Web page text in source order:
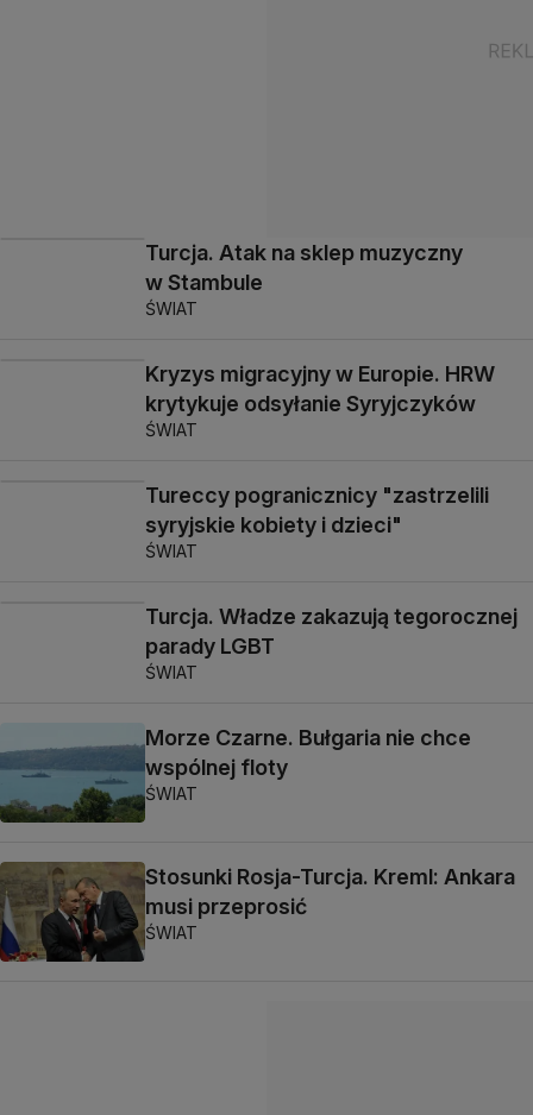
Turcja. Atak na sklep muzyczny
w Stambule
ŚWIAT
Kryzys migracyjny w Europie. HRW
krytykuje odsyłanie Syryjczyków
ŚWIAT
Tureccy pogranicznicy "zastrzelili
syryjskie kobiety i dzieci"
ŚWIAT
Turcja. Władze zakazują tegorocznej
parady LGBT
ŚWIAT
Morze Czarne. Bułgaria nie chce
wspólnej floty
ŚWIAT
Stosunki Rosja-Turcja. Kreml: Ankara
musi przeprosić
ŚWIAT